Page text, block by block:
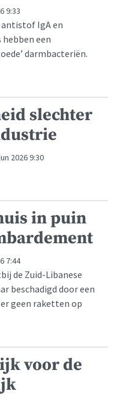
9:33
IgA en
een
darmbacteriën.
slechter
2026 9:30
in puin
7:44
de Zuid-Libanese
beschadigd door een
geen raketten op
voor de